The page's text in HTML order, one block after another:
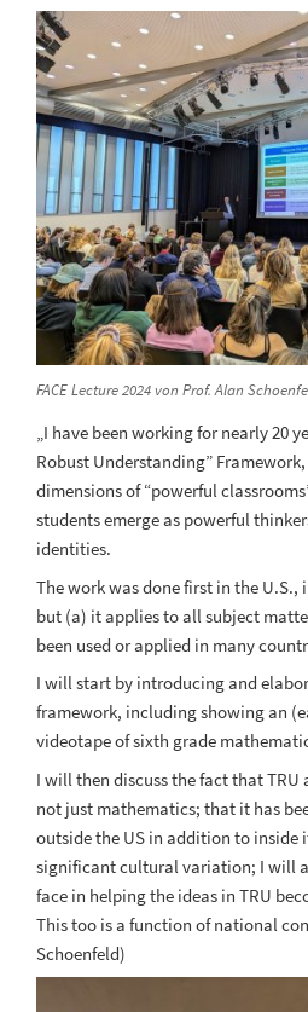
FACE Lecture 2024 von Prof. Alan
„I have been working for nearly 20
Robust Understanding”
dimensions of “powerful
students emerge as powerful
identities.
The work was done first in the U.S.,
but (a) it applies to all subject
been used or applied in many
I will start by introducing and
framework, including showing an
videotape of sixth grade
I will then discuss the fact that
not just mathematics; that it has
outside the US in addition to inside
significant cultural variation; I will
face in helping the ideas in TRU
This too is a function of national
Schoenfeld)